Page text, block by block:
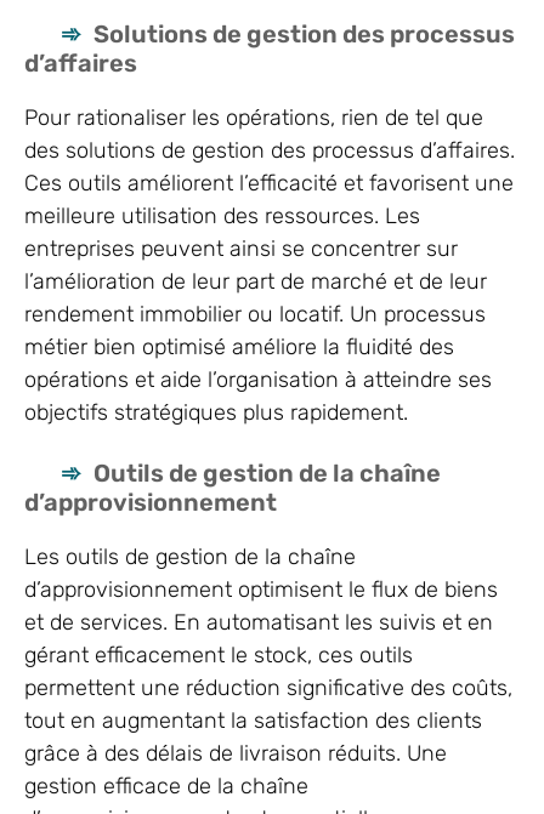
Solutions de gestion des processus
d’affaires
Pour rationaliser les opérations, rien de tel que
des solutions de gestion des processus d’affaires.
Ces outils améliorent l’efficacité et favorisent une
meilleure utilisation des ressources. Les
entreprises peuvent ainsi se concentrer sur
l’amélioration de leur part de marché et de leur
rendement immobilier ou locatif. Un processus
métier bien optimisé améliore la fluidité des
opérations et aide l’organisation à atteindre ses
objectifs stratégiques plus rapidement.
Outils de gestion de la chaîne
d’approvisionnement
Les outils de gestion de la chaîne
d’approvisionnement optimisent le flux de biens
et de services. En automatisant les suivis et en
gérant efficacement le stock, ces outils
permettent une réduction significative des coûts,
tout en augmentant la satisfaction des clients
grâce à des délais de livraison réduits. Une
gestion efficace de la chaîne